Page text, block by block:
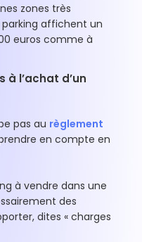
zones très
affichent un
euros comme à
à l’achat d’un
pas au règlement
en compte en
à vendre dans une
des
dites « charges